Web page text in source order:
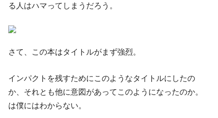
る人はハマってしまうだろう。
さて、この本はタイトルがまず強烈。
インパクトを残すためにこのようなタイトルにしたの
か、それとも他に意図があってこのようになったのか。
は僕にはわからない。